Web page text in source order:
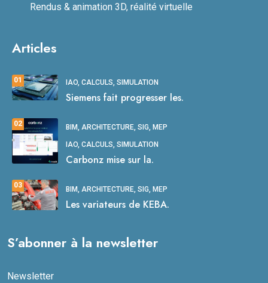
Rendus & animation 3D, réalité virtuelle
Articles
01 IAO, CALCULS, SIMULATION
Siemens fait progresser les.
02 BIM, ARCHITECTURE, SIG, MEP
IAO, CALCULS, SIMULATION
Carbonz mise sur la.
03 BIM, ARCHITECTURE, SIG, MEP
Les variateurs de KEBA.
S’abonner à la newsletter
Newsletter